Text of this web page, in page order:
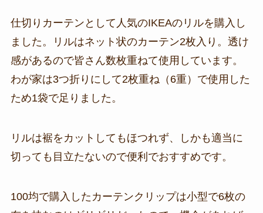
仕切りカーテンとして人気のIKEAのリルを購入し
ました。リルはネット状のカーテン2枚入り。透け
感があるので皆さん数枚重ねて使用しています。
わが家は3つ折りにして2枚重ね（6重）で使用した
ため1袋で足りました。
リルは裾をカットしてもほつれず、しかも適当に
切っても目立たないので便利でおすすめです。
100均で購入したカーテンクリップは小型で6枚の